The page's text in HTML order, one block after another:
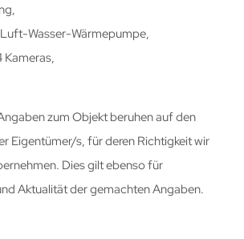
Wasser-Wärmepumpe,
Kameras,
zum Objekt beruhen auf den
Eigentümer/s, für deren Richtigkeit wir
Dies gilt ebenso für
Aktualität der gemachten Angaben.